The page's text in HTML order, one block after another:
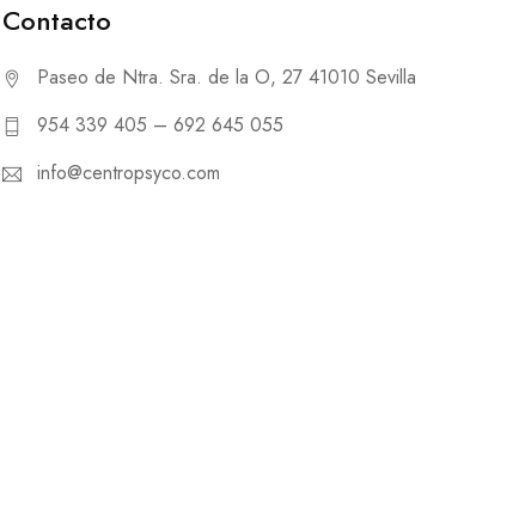
Contacto
Paseo de Ntra. Sra. de la O, 27 41010 Sevilla
954 339 405 – 692 645 055
info@centropsyco.com